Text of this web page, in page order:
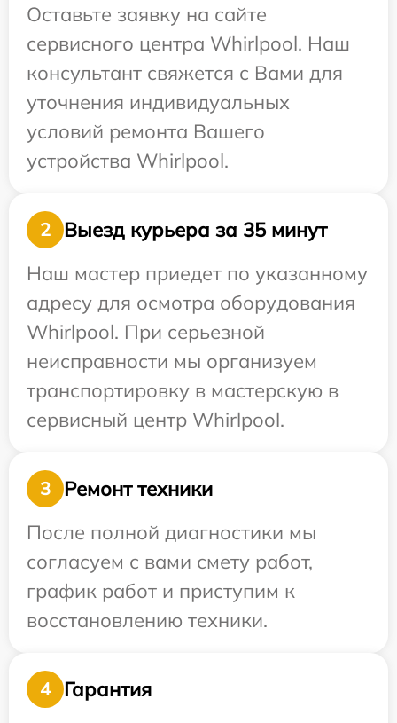
Оставьте заявку на сайте
сервисного центра Whirlpool. Наш
консультант свяжется с Вами для
уточнения индивидуальных
условий ремонта Вашего
устройства Whirlpool.
2
Выезд курьера за 35 минут
Наш мастер приедет по указанному
адресу для осмотра оборудования
Whirlpool. При серьезной
неисправности мы организуем
транспортировку в мастерскую в
сервисный центр Whirlpool.
3
Ремонт техники
После полной диагностики мы
согласуем с вами смету работ,
график работ и приступим к
восстановлению техники.
4
Гарантия